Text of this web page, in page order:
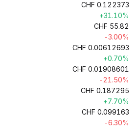
CHF 0.122373
+31.10%
CHF 55.82
-3.00%
CHF 0.00612693
+0.70%
CHF 0.01908601
-21.50%
CHF 0.187295
+7.70%
CHF 0.099163
-6.30%